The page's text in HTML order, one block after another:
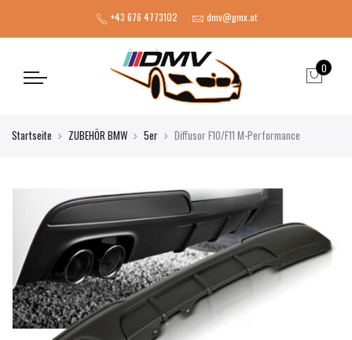
+43 676 4773102 dmv@gmx.at
0
Startseite ZUBEHÖR BMW 5er Diffusor F10/F11 M-Performance